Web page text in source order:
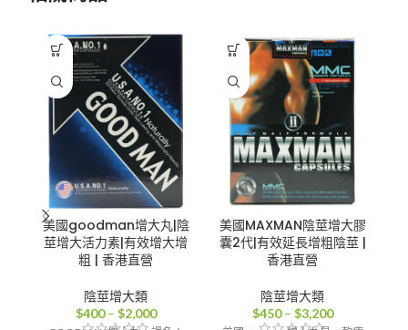
美國goodman增大丸|陰
莖增大活力素|有效增大增
粗 | 香港直營
陰莖增大類
$400 – $2,000價
美國MAXMAN陰莖增大膠
囊2代|有效延長增粗陰莖 |
香港直營
陰莖增大類
$450 – $3,200價